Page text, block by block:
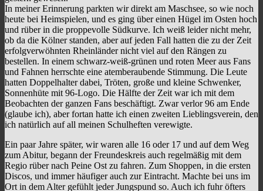
In meiner Erinnerung parkten wir direkt am Maschsee, so wie noch
heute bei Heimspielen, und es ging über einen Hügel im Osten hoch
und rüber in die proppevolle Südkurve. Ich weiß leider nicht mehr,
ob da die Kölner standen, aber auf jeden Fall hatten die zu der Zeit
erfolgverwöhnten Rheinländer nicht viel auf den Rängen zu
bestellen. In einem schwarz-weiß-grünen und roten Meer aus Fans
und Fahnen herrschte eine atemberaubende Stimmung. Die Leute
hatten Doppelhalter dabei, Tröten, große und kleine Schwenker,
Sonnenhüte mit 96-Logo. Die Hälfte der Zeit war ich mit dem
Beobachten der ganzen Fans beschäftigt. Zwar verlor 96 am Ende
(glaube ich), aber fortan hatte ich einen zweiten Lieblingsverein, den
ich natürlich auf all meinen Schulheften verewigte.
Ein paar Jahre später, wir waren alle 16 oder 17 und auf dem Weg
zum Abitur, begann der Freundeskreis auch regelmäßig mit dem
Regio rüber nach Peine Ost zu fahren. Zum Shoppen, in die ersten
Discos, und immer häufiger auch zur Eintracht. Machte bei uns im
Ort in dem Alter gefühlt jeder Jungspund so. Auch ich fuhr öfters